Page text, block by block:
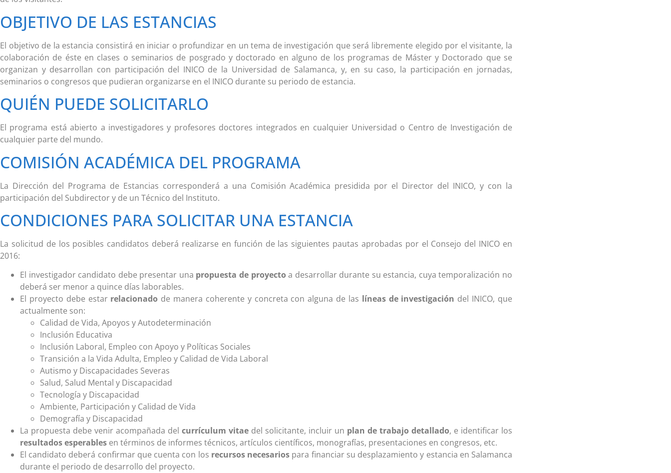
OBJETIVO DE LAS ESTANCIAS
El objetivo de la estancia consistirá en iniciar o profundizar en un tema de investigación que será libremente elegido por el visitante, la
colaboración de éste en clases o seminarios de posgrado y doctorado en alguno de los programas de Máster y Doctorado que se
organizan y desarrollan con participación del INICO de la Universidad de Salamanca, y, en su caso, la participación en jornadas,
seminarios o congresos que pudieran organizarse en el INICO durante su periodo de estancia.
QUIÉN PUEDE SOLICITARLO
El programa está abierto a investigadores y profesores doctores integrados en cualquier Universidad o Centro de Investigación de
cualquier parte del mundo.
COMISIÓN ACADÉMICA DEL PROGRAMA
La Dirección del Programa de Estancias corresponderá a una Comisión Académica presidida por el Director del INICO, y con la
participación del Subdirector y de un Técnico del Instituto.
CONDICIONES PARA SOLICITAR UNA ESTANCIA
La solicitud de los posibles candidatos deberá realizarse en función de las siguientes pautas aprobadas por el Consejo del INICO en
2016:
El investigador candidato debe presentar una propuesta de proyecto a desarrollar durante su estancia, cuya temporalización no
deberá ser menor a quince días laborables.
El proyecto debe estar relacionado de manera coherente y concreta con alguna de las líneas de investigación del INICO, que
actualmente son:
Calidad de Vida, Apoyos y Autodeterminación
Inclusión Educativa
Inclusión Laboral, Empleo con Apoyo y Políticas Sociales
Transición a la Vida Adulta, Empleo y Calidad de Vida Laboral
Autismo y Discapacidades Severas
Salud, Salud Mental y Discapacidad
Tecnología y Discapacidad
Ambiente, Participación y Calidad de Vida
Demografía y Discapacidad
La propuesta debe venir acompañada del currículum vitae del solicitante, incluir un plan de trabajo detallado, e identificar los
resultados esperables en términos de informes técnicos, artículos científicos, monografías, presentaciones en congresos, etc.
El candidato deberá confirmar que cuenta con los recursos necesarios para financiar su desplazamiento y estancia en Salamanca
durante el periodo de desarrollo del proyecto.